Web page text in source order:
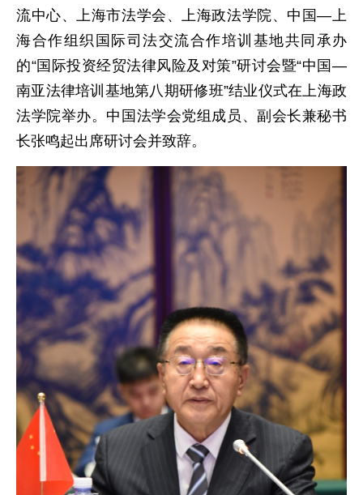
流中心、上海市法学会、上海政法学院、中国—上
海合作组织国际司法交流合作培训基地共同承办
的“国际投资经贸法律风险及对策”研讨会暨“中国—
南亚法律培训基地第八期研修班”结业仪式在上海政
法学院举办。中国法学会党组成员、副会长兼秘书
长张鸣起出席研讨会并致辞。